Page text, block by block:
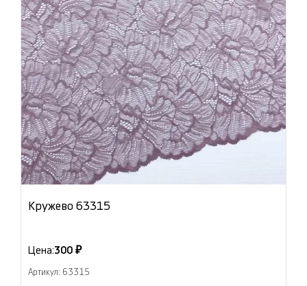
Кружево 63315
Цена:300 ₽
Артикул: 63315